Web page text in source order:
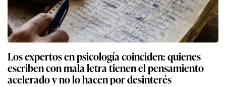
Los expertos en psicología coinciden: quienes
escriben con mala letra tienen el pensamiento
acelerado y no lo hacen por desinterés